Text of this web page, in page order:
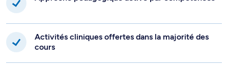
Activités cliniques offertes dans la majorité des
cours